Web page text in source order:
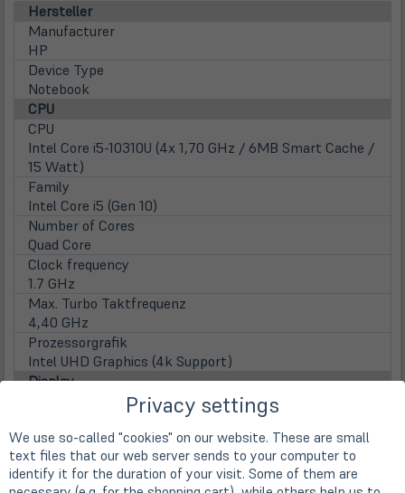
Hersteller
Manufacturer
HP
Device Type
Notebook
CPU
CPU
Intel Core i5-10310U (4x 1,70 GHz / 6MB Smart Cache /
15 Watt)
Family
Intel Core i5 (Gen 10)
Number of Cores
Quad Core
Clock frequency
1.7 GHz
Max. Turbo Taktfrequenz
4,40 GHz
Prozessorgrafik
Intel UHD Graphics (4k Support)
Display
14" TFT Display IPS mit 10-Finger-Multitouch
Screen Resolution
1920 x 1080 Pixel (FHD)
Aspect ratio
Privacy settings
We use so-called "cookies" on our website. These are small
text files that our web server sends to your computer to
identify it for the duration of your visit. Some of them are